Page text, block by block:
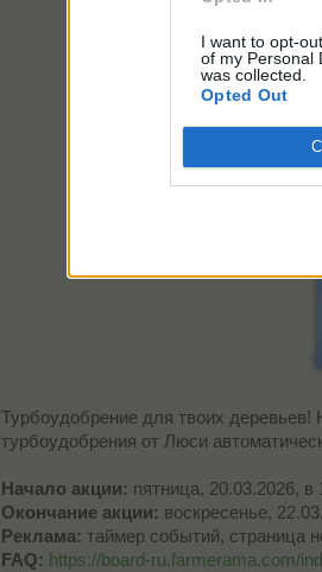
I want to opt-
of my Personal
was collected.
Opted Out
Турбоудобрение для твоих
турбоудобрения от Люси
Начало акции: пятница, 20.03.2026, в
Окончание акции: воскресенье,
Реклама: таймер событий, страница
FAQ: https://board-ru.farmerama.com/